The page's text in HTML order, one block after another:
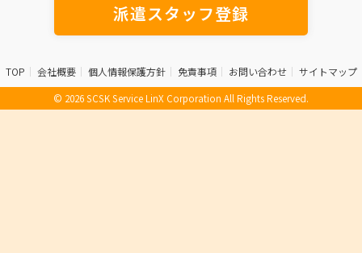
派遣スタッフ登録
TOP 会社概要 個人情報保護方針 免責事項 お問い合わせ
サイトマップ
© 2026 SCSK Service LinX Corporation All Rights Reserved.